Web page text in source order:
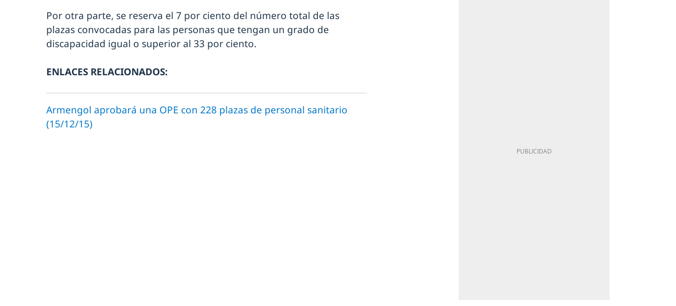
Por otra parte, se reserva el 7 por ciento del número total de las
plazas convocadas para las personas que tengan un grado de
discapacidad igual o superior al 33 por ciento.
ENLACES RELACIONADOS:
Armengol aprobará una OPE con 228 plazas de personal sanitario
(15/12/15)